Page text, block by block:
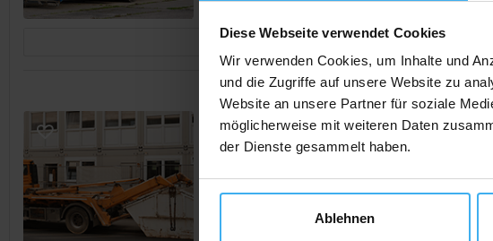
Diese Webseite verwendet Cookies
Wir verwenden Cookies, um Inhalte und
und die Zugriffe auf unsere Website zu
Website an unsere Partner für soziale
möglicherweise mit weiteren Daten
der Dienste gesammelt haben.
Ablehnen
Jetzt Anrufen
Containerdienst Offenbach
Von-Behring-Str. 98, 63075 Offenbach (Bürgel),